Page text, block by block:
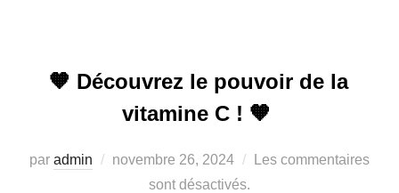
🧡 Découvrez le pouvoir de la
vitamine C ! 🧡
par admin novembre 26, 2024
Les commentaires
sont désactivés.